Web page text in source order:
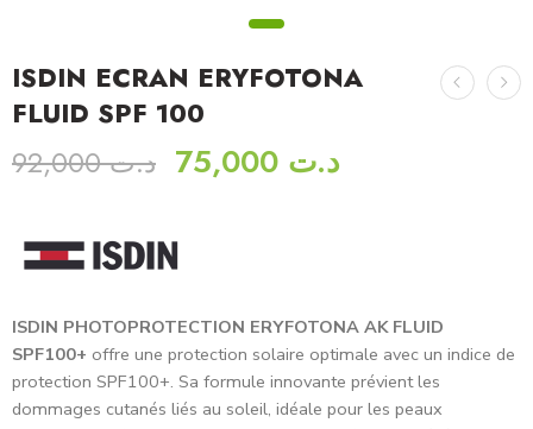
ISDIN ECRAN ERYFOTONA
FLUID SPF 100
د.ت92,000 د.ت
ISDIN PHOTOPROTECTION ERYFOTONA AK FLUID
SPF100+ offre une protection solaire optimale avec un indice de
protection SPF100+. Sa formule innovante prévient les
dommages cutanés liés au soleil, idéale pour les peaux